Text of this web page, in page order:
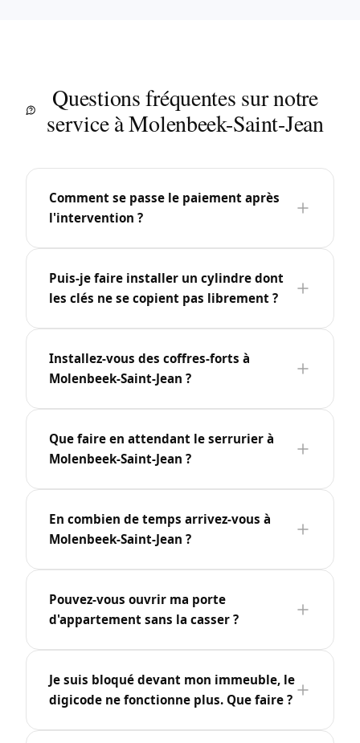
Questions fréquentes sur notre
service à Molenbeek-Saint-Jean
Comment se passe le paiement après
l'intervention ?
Puis-je faire installer un cylindre dont
les clés ne se copient pas librement ?
Installez-vous des coffres-forts à
Molenbeek-Saint-Jean ?
Que faire en attendant le serrurier à
Molenbeek-Saint-Jean ?
En combien de temps arrivez-vous à
Molenbeek-Saint-Jean ?
Pouvez-vous ouvrir ma porte
d'appartement sans la casser ?
Je suis bloqué devant mon immeuble, le
digicode ne fonctionne plus. Que faire ?